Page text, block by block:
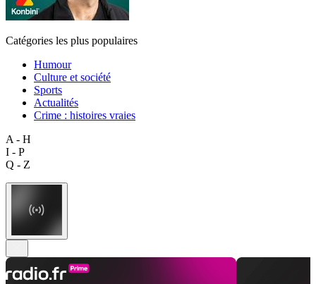
Catégories les plus populaires
Humour
Culture et société
Sports
Actualités
Crime : histoires vraies
A - H
I - P
Q - Z